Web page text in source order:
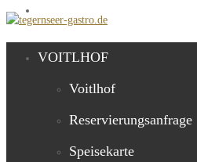
VOITLHOF
Voitlhof
Reservierungsanfrage
Speisekarte